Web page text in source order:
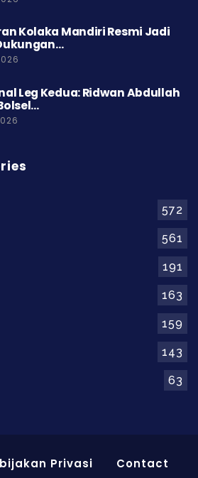
Kolaka Mandiri Resmi Jadi
Leg Kedua: Ridwan Abdullah
572
561
191
163
159
143
63
Privasi Contact